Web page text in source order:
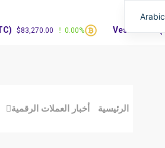
الرئيسية أخبار العملات الرقمية
0.00% Vested XOR(VXOR)
Arabic